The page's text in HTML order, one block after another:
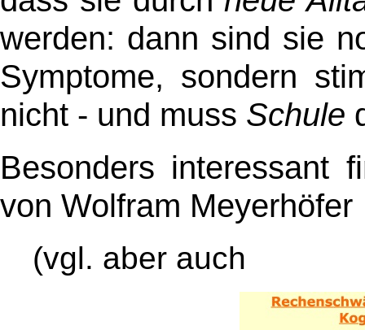
werden: dann sind sie
Symptome, sondern
nicht - und muss Schule
Besonders interessant
von Wolfram Meyerhöfer
(vgl. aber auch